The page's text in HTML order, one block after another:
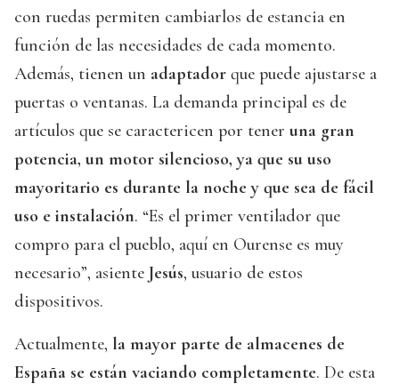
con ruedas permiten cambiarlos de estancia en
función de las necesidades de cada momento.
Además, tienen un adaptador que puede ajustarse a
puertas o ventanas. La demanda principal es de
artículos que se caractericen por tener una gran
potencia, un motor silencioso, ya que su uso
mayoritario es durante la noche y que sea de fácil
uso e instalación. “Es el primer ventilador que
compro para el pueblo, aquí en Ourense es muy
necesario”, asiente Jesús, usuario de estos
dispositivos.
Actualmente, la mayor parte de almacenes de
España se están vaciando completamente. De esta